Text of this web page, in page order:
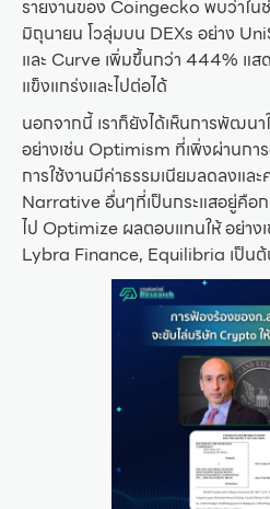
รายงานของ Coingecko พบว่าใน
มิถุนายน โวลุ่มบน DEXs อย่าง
และ Curve เพิ่มขึ้นกว่า 444% แสด
แข็งแกร่งและไปต่อได้
นอกจากนี้ เราก็ยังได้เห็นการพัฒน
อย่างเช่น Optimism ที่เพิ่งผ่านกา
การใช้งานมีค่าธรรมเนียมลดลงแล
Narrative อื่นๆที่เป็นกระแสอยู่คือ
ไป Optimize ผลตอบแทนให้ อย่าง
Lybra Finance, Equilibria เป็น